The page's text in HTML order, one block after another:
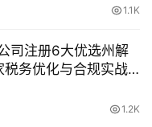
1.1K
司注册6大优选州解
税务优化与合规实战
1.2K